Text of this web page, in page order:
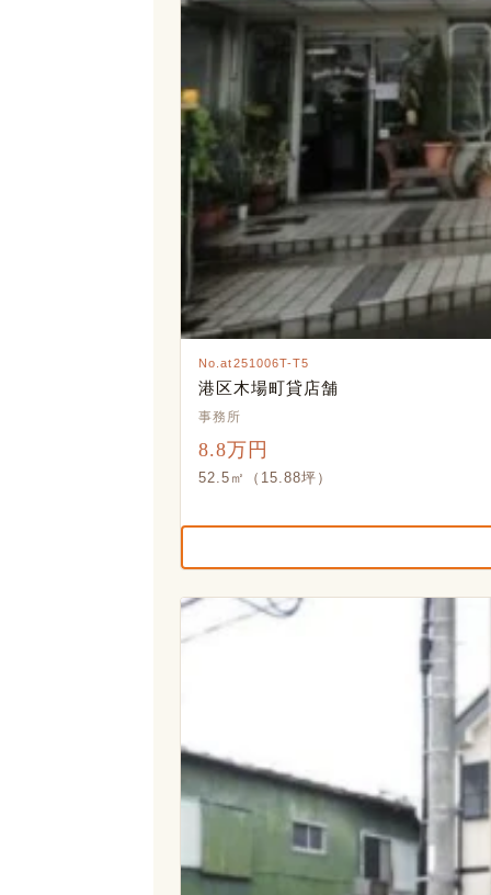
No.at251006T-T5
港区木場町貸店舗
事務所
8.8万円
52.5㎡（15.88坪）